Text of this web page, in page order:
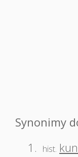
Synonimy
1.
hist.